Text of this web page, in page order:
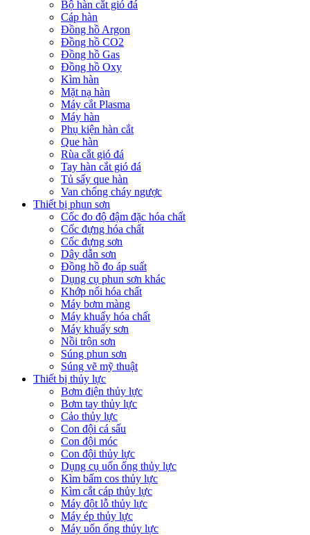
Bộ hàn cắt gió đá
Cáp hàn
Đồng hồ Argon
Đồng hồ CO2
Đồng hồ Gas
Đồng hồ Oxy
Kìm hàn
Mặt nạ hàn
Máy cắt Plasma
Máy hàn
Phụ kiện hàn cắt
Que hàn
Rùa cắt gió đá
Tay hàn cắt gió đá
Tủ sấy que hàn
Van chống cháy ngược
Thiết bị phun sơn
Cốc đo độ đậm đặc hóa chất
Cốc đựng hóa chất
Cốc đựng sơn
Dây dẫn sơn
Đồng hồ đo áp suất
Dụng cụ phun sơn khác
Khớp nối hóa chất
Máy bơm màng
Máy khuấy hóa chất
Máy khuấy sơn
Nồi trộn sơn
Súng phun sơn
Súng vẽ mỹ thuật
Thiết bị thủy lực
Bơm điện thủy lực
Bơm tay thủy lực
Cảo thủy lực
Con đội cá sấu
Con đội móc
Con đội thủy lực
Dụng cụ uốn ống thủy lực
Kìm bấm cos thủy lực
Kìm cắt cáp thủy lực
Máy đột lỗ thủy lực
Máy ép thủy lực
Máy uốn ống thủy lực